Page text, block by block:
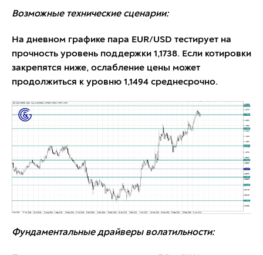
Возможные технические сценарии:
На дневном графике пара EUR/USD тестирует на
прочность уровень поддержки 1,1738. Если котировки
закрепятся ниже, ослабление цены может
продолжиться к уровню 1,1494 среднесрочно.
Фундаментальные драйверы волатильности: